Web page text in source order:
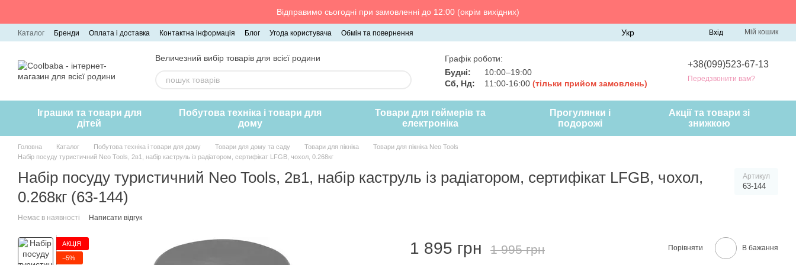
Відправимо сьогодні при замовленні до 12:00 (окрім вихідних)
Каталог Бренди Оплата і доставка Контактна інформація Блог Угода користувача Обмін та повернення Укр Вхід Мій кошик
Величезний вибір товарів для всієї родини
Графік роботи:
Будні:
10:00–19:00
Сб, Нд:
11:00-16:00 (тільки прийом замовлень)
+38(099)523-67-13
Передзвонити вам?
Іграшки та товари для
дітей
Побутова техніка і товари для
дому
Товари для геймерів та
електроніка
Прогулянки і
подорожі
Акції та товари зі
знижкою
Головна Каталог Побутова техніка і товари для дому Товари для дому та саду Товари для пікніка
Товари для пікніка Neo Tools
Набір посуду туристичний Neo Tools, 2в1, набір каструль із радіатором, сертифікат LFGB, чохол, 0.268кг
Набір посуду туристичний Neo Tools, 2в1, набір каструль із радіатором, сертифікат LFGB, чохол,
0.268кг (63-144)
Артикул
63-144
Немає в наявності Написати відгук
АКЦІЯ
−5%
1 895 грн 1 995 грн Порівняти В бажання